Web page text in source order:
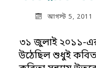
আগস্ট 5, 2011
৩১ জুলাই ২০১১-
উঠেছিল শুধুই